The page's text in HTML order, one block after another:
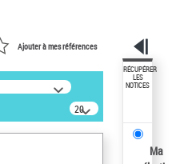
Ajouter à mes références
20
résultats/page
RÉCUPÉRER
LES
NOTICES
Ma